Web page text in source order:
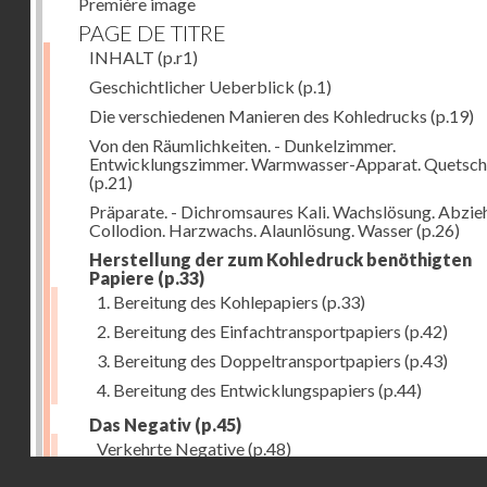
PAGE DE TITRE
INHALT (p.r1)
Geschichtlicher Ueberblick (p.1)
Die verschiedenen Manieren des Kohledrucks (p.19)
Von den Räumlichkeiten. - Dunkelzimmer.
Entwicklungszimmer. Warmwasser-Apparat.
(p.21)
Präparate. - Dichromsaures Kali. Wachslösung.
Collodion. Harzwachs. Alaunlösung. Wasser(p.26)
Herstellung der zum Kohledruck benöthigten
Papiere (p.33)
1. Bereitung des Kohlepapiers (p.33)
2. Bereitung des Einfachtransportpapiers (p.42)
3. Bereitung des Doppeltransportpapiers (p.43)
4. Bereitung des Entwicklungspapiers (p.44)
Das Negativ (p.45)
Verkehrte Negative(p.48)